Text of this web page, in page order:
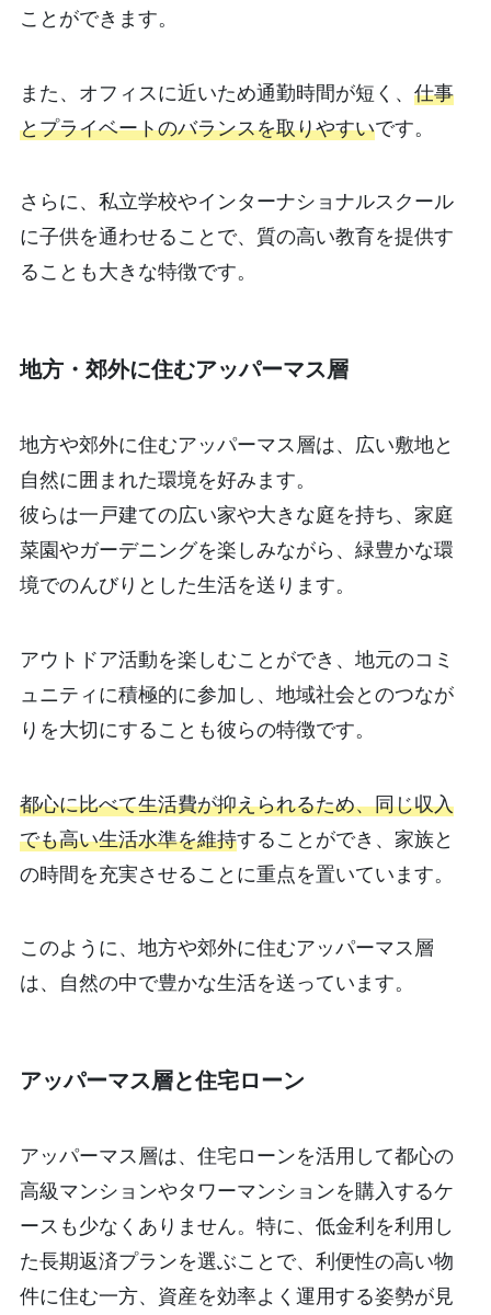
ことができます。
また、オフィスに近いため通勤時間が短く、 仕事
とプライベートのバランスを取りやすいです。
さらに、私立学校やインターナショナルスクール
に子供を通わせることで、質の高い教育を提供す
ることも大きな特徴です。
地方・郊外に住むアッパーマス層
地方や郊外に住むアッパーマス層は、広い敷地と
自然に囲まれた環境を好みます。
彼らは一戸建ての広い家や大きな庭を持ち、家庭
菜園やガーデニングを楽しみながら、緑豊かな環
境でのんびりとした生活を送ります。
アウトドア活動を楽しむことができ、地元のコミ
ュニティに積極的に参加し、地域社会とのつなが
りを大切にすることも彼らの特徴です。
都心に比べて生活費が抑えられるため、同じ収入
でも高い生活水準を維持することができ、家族と
の時間を充実させることに重点を置いています。
このように、地方や郊外に住むアッパーマス層
は、自然の中で豊かな生活を送っています。
アッパーマス層と住宅ローン
アッパーマス層は、住宅ローンを活用して都心の
高級マンションやタワーマンションを購入するケ
ースも少なくありません。特に、低金利を利用し
た長期返済プランを選ぶことで、利便性の高い物
件に住む一方、資産を効率よく運用する姿勢が見